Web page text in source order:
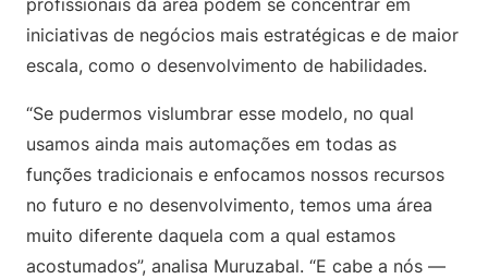
iniciativas de negócios mais estratégicas e de maior
escala, como o desenvolvimento de habilidades.
“Se pudermos vislumbrar esse modelo, no qual
usamos ainda mais automações em todas as
funções tradicionais e enfocamos nossos recursos
no futuro e no desenvolvimento, temos uma área
muito diferente daquela com a qual estamos
acostumados”, analisa Muruzabal. “E cabe a nós —